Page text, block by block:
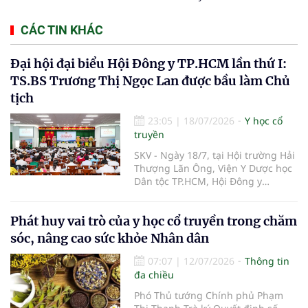
CÁC TIN KHÁC
Đại hội đại biểu Hội Đông y TP.HCM lần thứ I:
TS.BS Trương Thị Ngọc Lan được bầu làm Chủ
tịch
23:05 | 18/07/2026
Y học cổ
truyền
SKV - Ngày 18/7, tại Hội trường Hải
Thượng Lãn Ông, Viện Y Dược học
Dân tộc TP.HCM, Hội Đông y
đã bầu Ban Chấp hành gồm 63
thành viên; TS.BS Trương Thị Ngọc
Lan được bầu giữ chức Chủ tịch
Hội.
Phát huy vai trò của y học cổ truyền trong chăm
sóc, nâng cao sức khỏe Nhân dân
07:07 | 12/07/2026
Thông tin
đa chiều
Phó Thủ tướng Chính phủ Phạm